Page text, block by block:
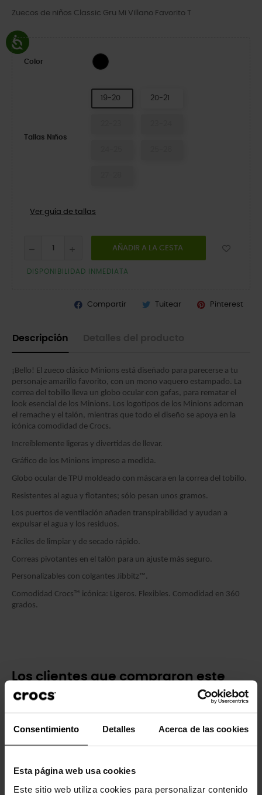
Consentimiento Detalles Acerca de las cookies
Esta página web usa cookies
Este sitio web utiliza cookies para personalizar contenido
Zuecos de niños Classic Gru Mi Villano Favorito T
Color Black
Tallas Niños
19-20 20-21
Ver guía de tallas
AÑADIR A LA CESTA
DISPONIBILIDAD INMEDIATA
Compartir Tuitear Pinterest
Descripción
¡Bello! El zueco clásico Minions está diseñado para parecerse a tu
personaje amarillo favorito, con un mono vaquero estampado. La
correa del tobillo lleva un globo ocular con gafas, para rematar el
look esencial de los Minions. Los logotipos de los Minions adornan
el remache y el talón, mientras que todo el diseño se apoya en la
icónica comodidad de Crocs.
Increíblemente ligeras y divertidas de llevar.
Gráfico de los Minions impreso a medida.
Globo ocular de TPU moldeado con máscara en la correa del tobillo.
Resistentes al agua y flotantes; sólo pesan unos gramos.
Los puertos de ventilación añaden transpirabilidad y ayudan a
expulsar el agua y los residuos.
Fáciles de limpiar y de secado rápido.
Correas pivotantes en el talón para un ajuste más seguro.
Personalizables con colgantes Jibbitz™.
Comodidad Crocs™ icónica: Ligeros. Flexibles. Comodidad en 360
grados.
Los clientes que compraron este
producto también han comprado: